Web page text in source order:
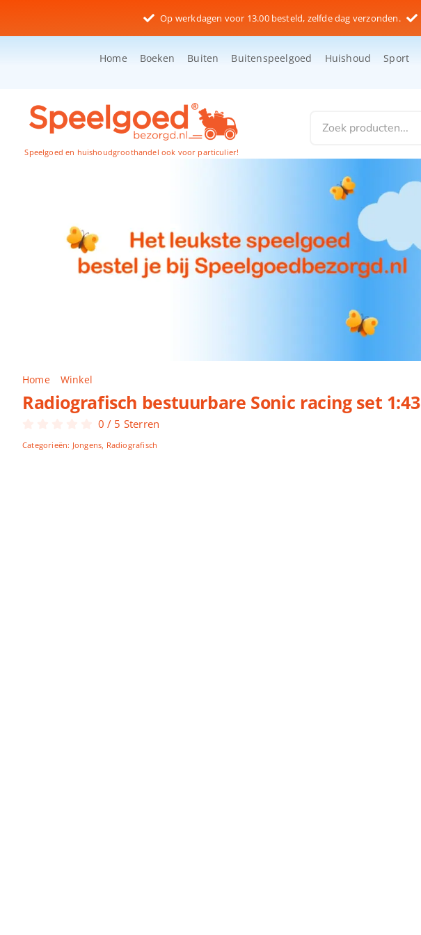
inhoud
Op werkdagen voor 13.00 besteld, zelfde dag verzonden.
Home Boeken Buiten Buitenspeelgoed Huishoud Sport
Speelgoed en huishoudgroothandel ook voor particulier!
Home Winkel
Radiografisch bestuurbare Sonic racing set 1:43
0 / 5 Sterren
Categorieën: Jongens, Radiografisch